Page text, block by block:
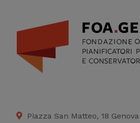
Piazza San Matteo, 18 Genova